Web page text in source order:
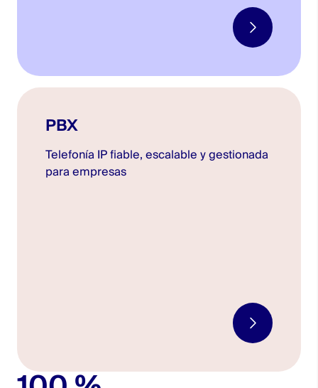
PBX
Telefonía IP fiable, escalable y gestionada
para empresas